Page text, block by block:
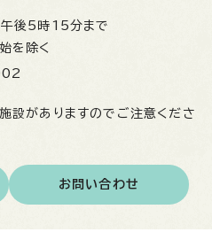
後5時15分まで
を除く
設がありますのでご注意くださ
お問い合わせ